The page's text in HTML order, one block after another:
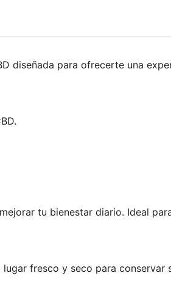
diseñada para ofrecerte una
tu bienestar diario. Ideal
fresco y seco para conservar